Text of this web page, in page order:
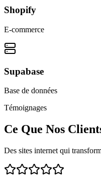
Shopify
E-commerce
Supabase
Base de données
Témoignages
Ce Que Nos
Des sites internet qui